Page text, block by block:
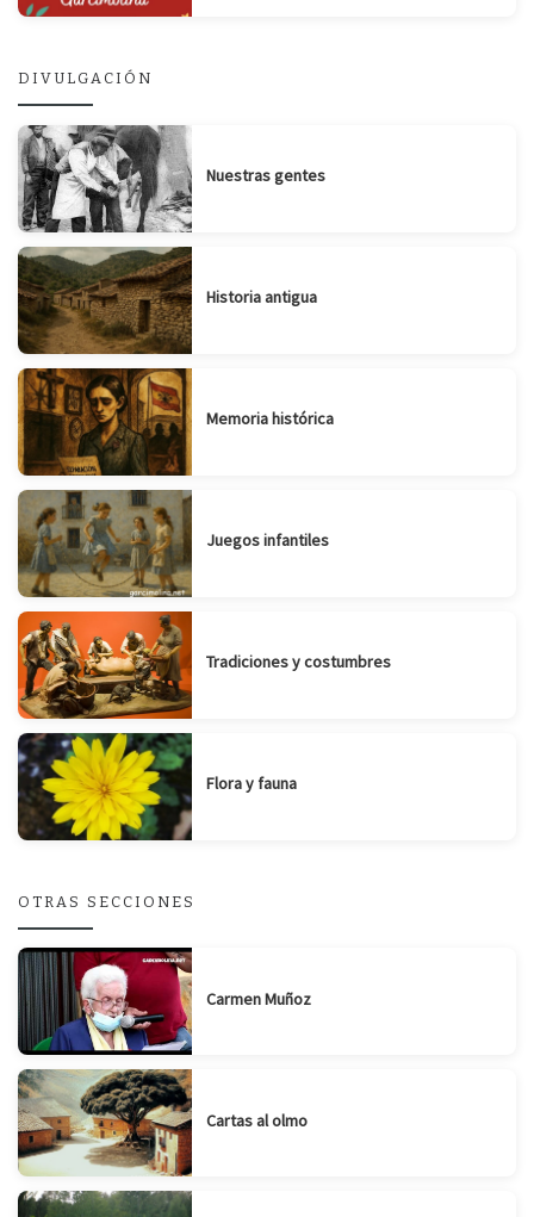
DIVULGACIÓN
Nuestras gentes
Historia antigua
Memoria histórica
Juegos infantiles
Tradiciones y costumbres
Flora y fauna
OTRAS SECCIONES
Carmen Muñoz
Cartas al olmo